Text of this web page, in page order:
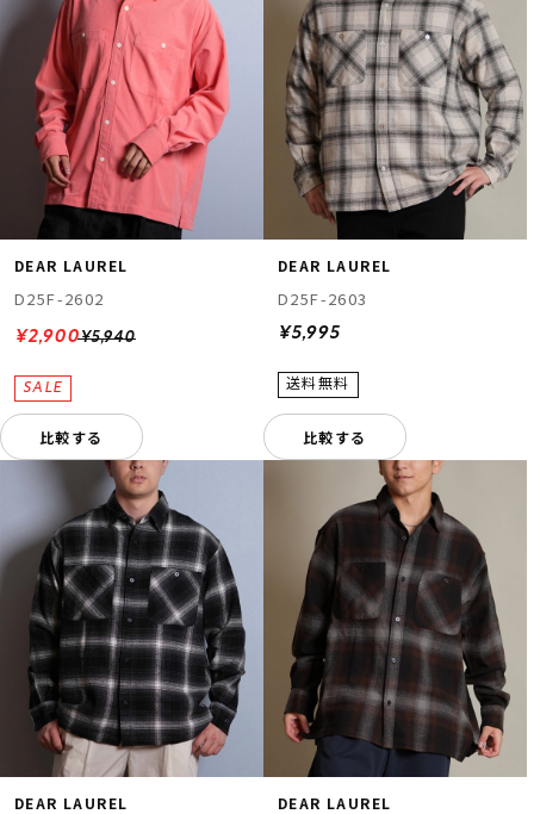
DEAR LAUREL
D25F-2602
¥5,940
¥2,900
比較する
DEAR LAUREL
D25F-2603
¥5,995
比較する
DEAR LAUREL DEAR LAUREL